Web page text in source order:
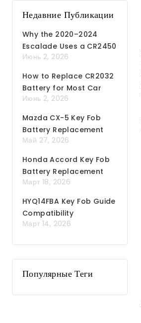
Недавние Публикации
Why the 2020–2024
Escalade Uses a CR2450
Battery
Июнь 2, 2026
How to Replace CR2032
Battery for Most Car
Remote Key Fobs
Июнь 2, 2026
Mazda CX-5 Key Fob
Battery Replacement
Step by Step Guide
Май 27, 2026
Honda Accord Key Fob
Battery Replacement
Март 18, 2026
HYQ14FBA Key Fob Guide
Compatibility
Programming Battery
Март 14, 2026
Популярные Теги